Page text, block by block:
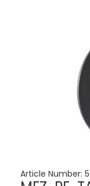
Article Number: